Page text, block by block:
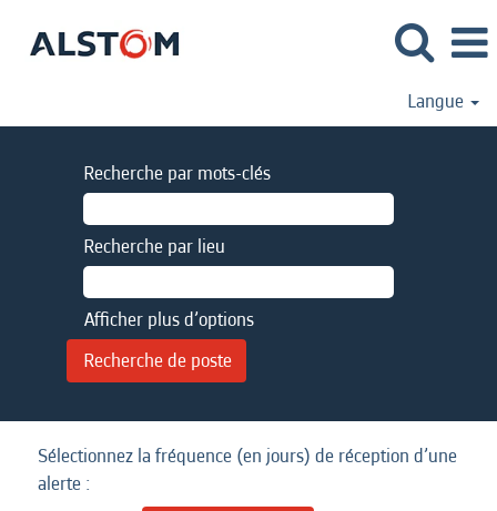
Langue
Recherche par mots-clés
Recherche par lieu
Afficher plus d’options
Sélectionnez la fréquence (en jours) de réception d’une
alerte :